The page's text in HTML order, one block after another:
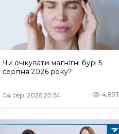
Чи очікувати магнітні бурі 5
серпня 2026 року?
04 сер. 2026 20:54 4,893